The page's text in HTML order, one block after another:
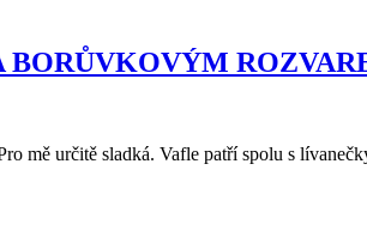
mě určitě sladká. Vafle patří spolu s